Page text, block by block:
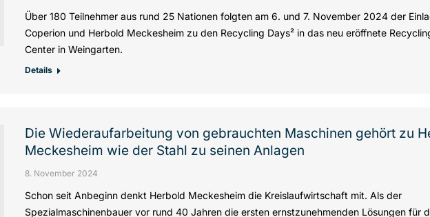
Über 180 Teilnehmer aus rund 25 Nationen folgten am 6. und 7. November 2024 der
Coperion und Herbold Meckesheim zu den Recycling Days² in das neu eröffnete
Center in Weingarten.
Details
Die Wiederaufarbeitung von gebrauchten Maschinen gehört zu
Meckesheim wie der Stahl zu seinen Anlagen
8. November 2024
Schon seit Anbeginn denkt Herbold Meckesheim die Kreislaufwirtschaft mit. Als der
Spezialmaschinenbauer vor rund 40 Jahren die ersten ernstzunehmenden Lösungen für